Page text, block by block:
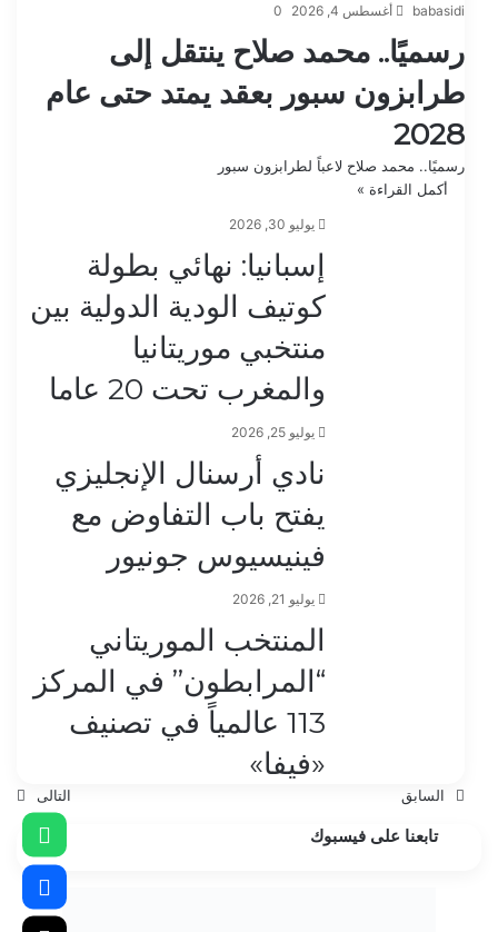
babasidi أغسطس 4, 2026 0
رسميًا.. محمد صلاح ينتقل إلى
طرابزون سبور بعقد يمتد حتى عام
2028
رسميًا.. محمد صلاح لاعباً لطرابزون سبور
أكمل القراءة »
يوليو 30, 2026
إسبانيا: نهائي بطولة
كوتيف الودية الدولية بين
منتخبي موريتانيا
والمغرب تحت 20 عاما
يوليو 25, 2026
نادي أرسنال الإنجليزي
يفتح باب التفاوض مع
فينيسيوس جونيور
يوليو 21, 2026
المنتخب الموريتاني
“المرابطون” في المركز
113 عالمياً في تصنيف
«فيفا»
السابق التالى
تابعنا على فيسبوك